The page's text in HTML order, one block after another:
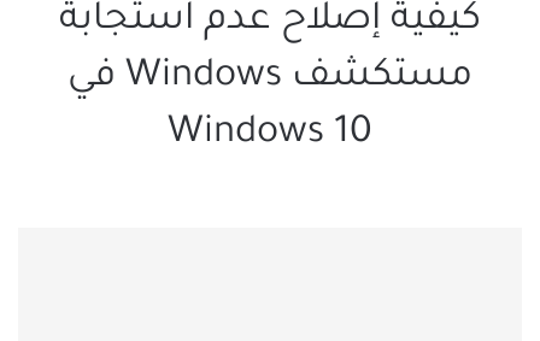
كيفية إصلاح عدم استجابة
مستكشف Windows في
Windows 10